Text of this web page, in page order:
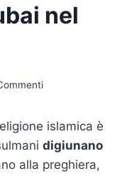
nel
islamica è
digiunano
alla preghiera,